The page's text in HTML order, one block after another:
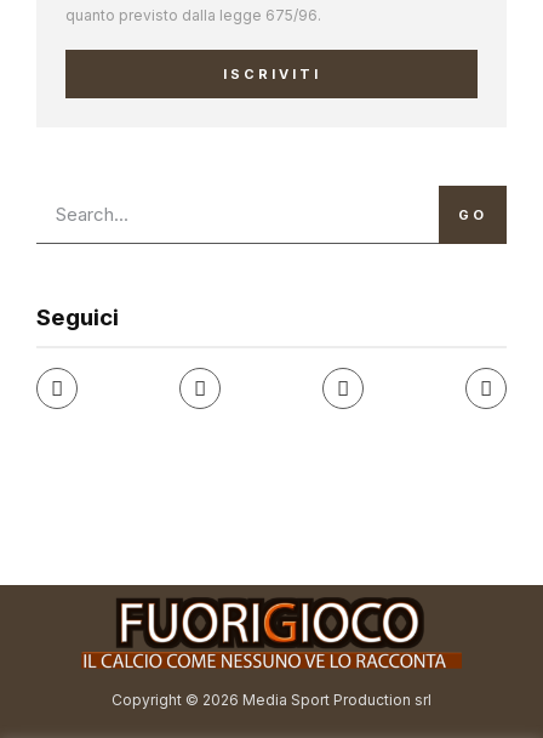
quanto previsto dalla legge 675/96.
ISCRIVITI
GO
Seguici
Copyright © 2026 Media Sport Production srl